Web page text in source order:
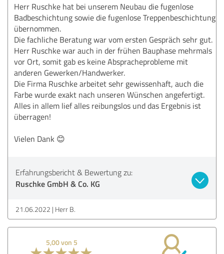
Herr Ruschke hat bei unserem Neubau die fugenlose
Badbeschichtung sowie die fugenlose Treppenbeschichtung
übernommen.
Die fachliche Beratung war vom ersten Gespräch sehr gut.
Herr Ruschke war auch in der frühen Bauphase mehrmals
vor Ort, somit gab es keine Abspracheprobleme mit
anderen Gewerken/Handwerker.
Die Firma Ruschke arbeitet sehr gewissenhaft, auch die
Farbe wurde exakt nach unseren Wünschen angefertigt.
Alles in allem lief alles reibungslos und das Ergebnis ist
überragen!
Vielen Dank 😊
Erfahrungsbericht & Bewertung zu:
Ruschke GmbH & Co. KG
21.06.2022 Herr B.
5,00 von 5